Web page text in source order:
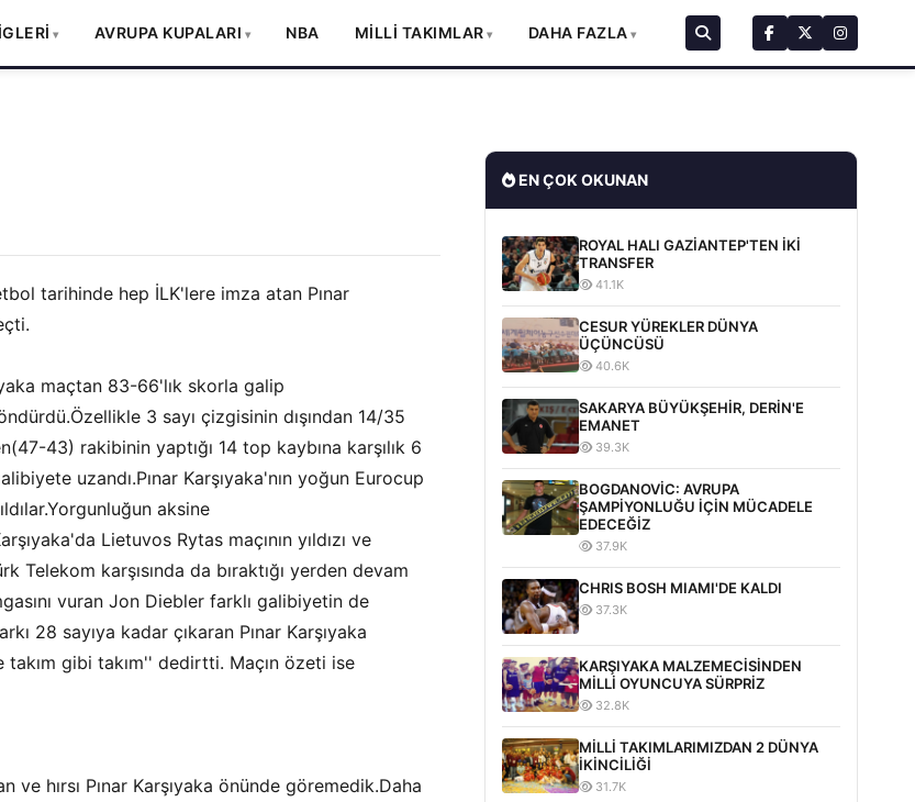
AVRUPA KUPALARI NBA MİLLİ TAKIMLAR DAHA FAZLA
tarihinde hep İLK'lere imza atan Pınar
maçtan 83-66'lık skorla galip
3 sayı çizgisinin dışından 14/35
43) rakibinin yaptığı 14 top kaybına karşılık 6
uzandı.Pınar Karşıyaka'nın yoğun Eurocup
aksine
Lietuvos Rytas maçının yıldızı ve
Telekom karşısında da bıraktığı yerden devam
vuran Jon Diebler farklı galibiyetin de
28 sayıya kadar çıkaran Pınar Karşıyaka
takım gibi takım'' dedirtti. Maçın özeti ise
hırsı Pınar Karşıyaka önünde göremedik.Daha
EN ÇOK OKUNAN
ROYAL HALI GAZİANTEP'TEN İKİ
TRANSFER
41.1K
CESUR YÜREKLER DÜNYA
ÜÇÜNCÜSÜ
40.6K
SAKARYA BÜYÜKŞEHİR, DERİN'E
EMANET
39.3K
BOGDANOVİC: AVRUPA
ŞAMPİYONLUĞU İÇİN MÜCADELE
EDECEĞİZ
37.9K
CHRIS BOSH MIAMI'DE KALDI
37.3K
KARŞIYAKA MALZEMECİSİNDEN
MİLLİ OYUNCUYA SÜRPRİZ
32.8K
MİLLİ TAKIMLARIMIZDAN 2 DÜNYA
İKİNCİLİĞİ
31.7K